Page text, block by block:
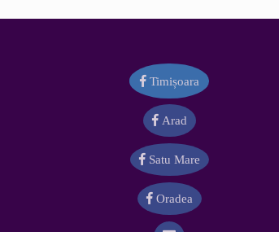
Timișoara
Arad
Satu Mare
Oradea